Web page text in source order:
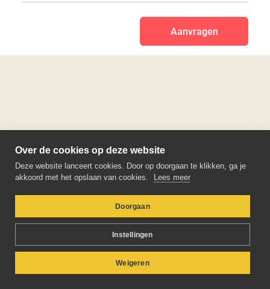
Aanvragen
Over de cookies op deze website
Deze website lanceert cookies. Door op doorgaan te klikken, ga je
akkoord met het opslaan van cookies.
Lees meer
Doorgaan
Instellingen
Weigeren